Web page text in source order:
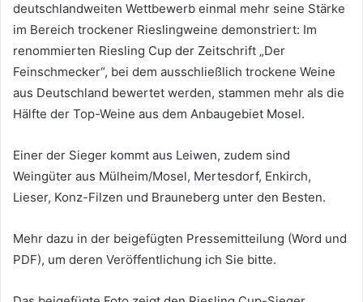
deutschlandweiten Wettbewerb einmal mehr seine Stärke
im Bereich trockener Rieslingweine demonstriert: Im
renommierten Riesling Cup der Zeitschrift „Der
Feinschmecker“, bei dem ausschließlich trockene Weine
aus Deutschland bewertet werden, stammen mehr als die
Hälfte der Top-Weine aus dem Anbaugebiet Mosel.
Einer der Sieger kommt aus Leiwen, zudem sind
Weingüter aus Mülheim/Mosel, Mertesdorf, Enkirch,
Lieser, Konz-Filzen und Brauneberg unter den Besten.
Mehr dazu in der beigefügten Pressemitteilung (Word und
PDF), um deren Veröffentlichung ich Sie bitte.